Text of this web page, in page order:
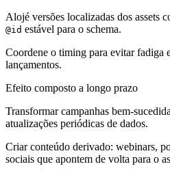
Alojé versões localizadas dos assets
@id estável para o schema.
Coordene o timing para evitar fadiga
lançamentos.
Efeito composto a longo prazo
Transformar campanhas bem-
atualizações periódicas de dados.
Criar conteúdo derivado: webinars,
sociais que apontem de volta para o